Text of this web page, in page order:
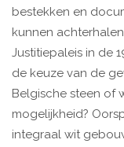
bestekken en
kunnen
Justitiepaleis in de
de keuze van de
Belgische steen of
mogelijkheid?
integraal wit